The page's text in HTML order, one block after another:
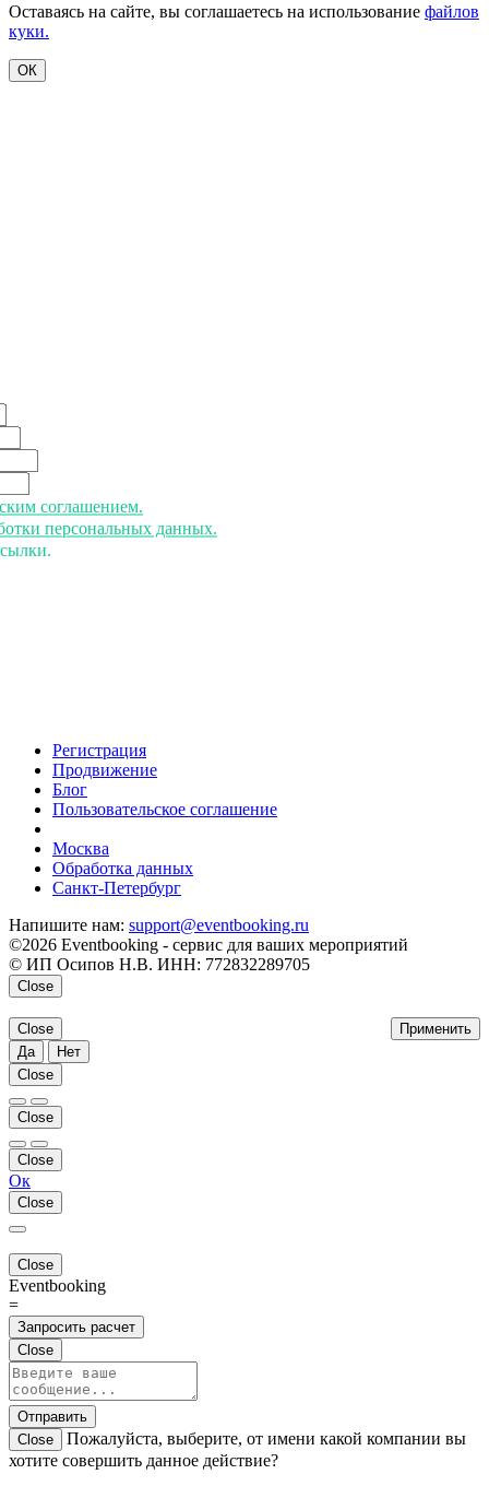
Оставаясь на сайте, вы соглашаетесь на использование файлов
куки.
ОК
соглашением.
персональных данных.
Регистрация
Продвижение
Блог
Пользовательское соглашение
Москва
Обработка данных
Санкт-Петербург
Напишите нам: support@eventbooking.ru
©2026 Eventbooking - сервис для ваших мероприятий
© ИП Осипов Н.В. ИНН: 772832289705
Close
Применить
Close
Да
Нет
Close
Close
Close
Ок
Close
Close
Eventbooking
=
Запросить расчет
Close
Отправить
Close
Пожалуйста, выберите, от имени какой компании вы
хотите совершить данное действие?